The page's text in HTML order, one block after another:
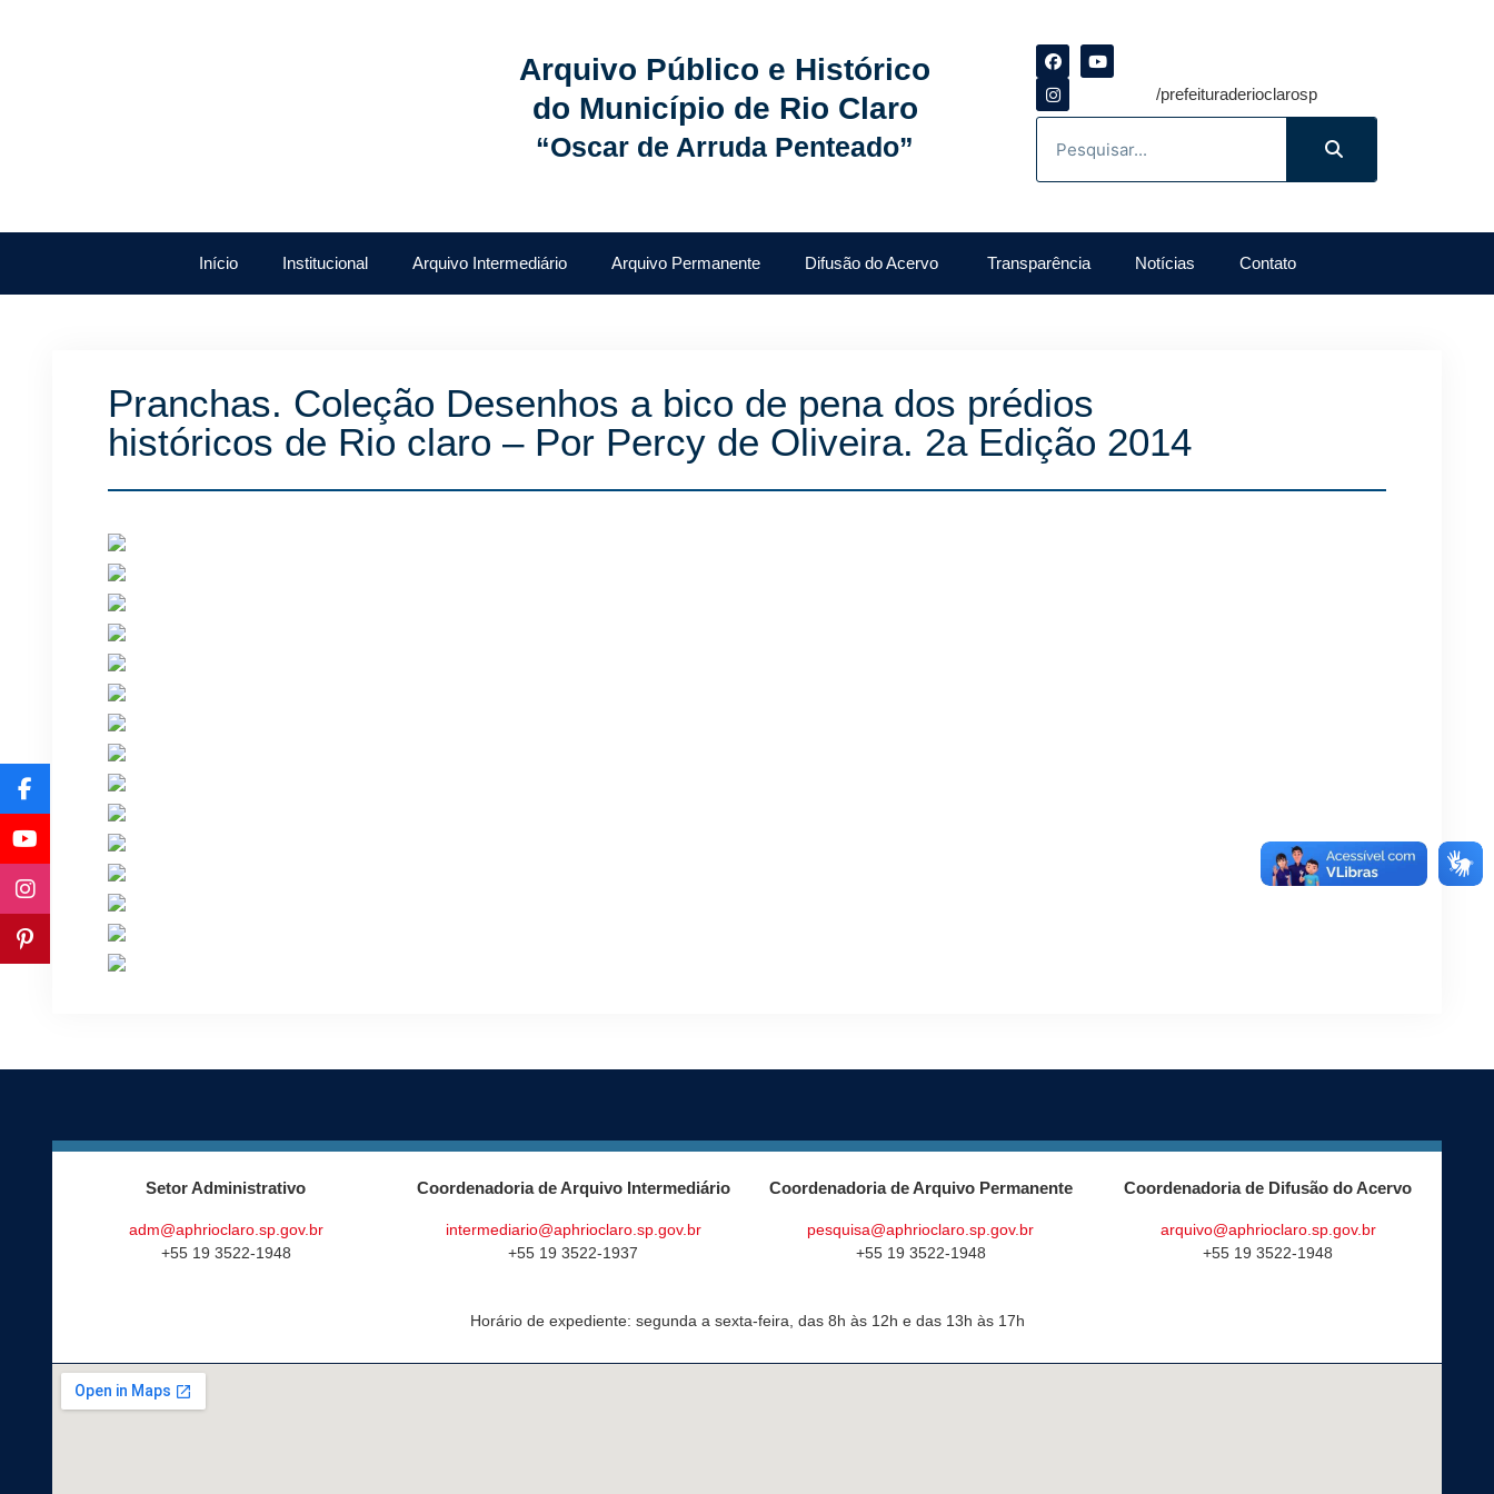
Arquivo Público e Histórico
do Município de Rio Claro
“Oscar de Arruda Penteado”
/prefeituraderioclarosp
Início Institucional Arquivo Intermediário Arquivo Permanente Difusão do Acervo Transparência Notícias Contato
Pranchas. Coleção Desenhos a bico de pena dos prédios
históricos de Rio claro – Por Percy de Oliveira. 2a Edição 2014
Setor Administrativo
adm@aphrioclaro.sp.gov.br
+55 19 3522-1948
Coordenadoria de Arquivo Intermediário
intermediario@aphrioclaro.sp.gov.br
+55 19 3522-1937
Coordenadoria de Arquivo Permanente
pesquisa@aphrioclaro.sp.gov.br
+55 19 3522-1948
Coordenadoria de Difusão do Acervo
arquivo@aphrioclaro.sp.gov.br
+55 19 3522-1948
Horário de expediente: segunda a sexta-feira, das 8h às 12h e das 13h às 17h